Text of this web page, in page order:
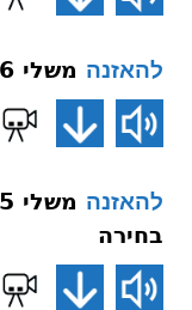
להאזנה משלי 146 פרק א פסוק ל נאץ
להאזנה
בחירה